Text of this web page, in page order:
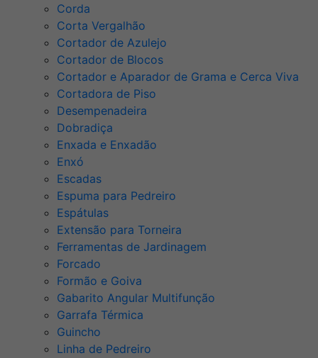
Corda
Corta Vergalhão
Cortador de Azulejo
Cortador de Blocos
Cortador e Aparador de Grama e Cerca Viva
Cortadora de Piso
Desempenadeira
Dobradiça
Enxada e Enxadão
Enxó
Escadas
Espuma para Pedreiro
Espátulas
Extensão para Torneira
Ferramentas de Jardinagem
Forcado
Formão e Goiva
Gabarito Angular Multifunção
Garrafa Térmica
Guincho
Linha de Pedreiro